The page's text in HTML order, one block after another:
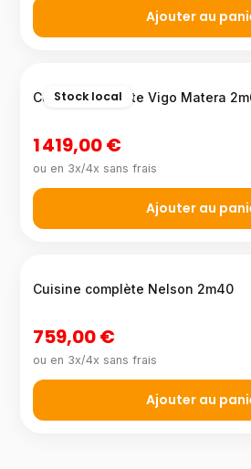
Ajouter au
Stock local
Cuisine complète Vigo Matera
1 419,00 €
ou en 3x/4x sans frais
Ajouter au
Cuisine complète Nelson 2m40
759,00 €
ou en 3x/4x sans frais
Ajouter au